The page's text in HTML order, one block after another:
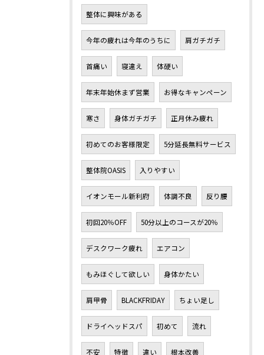
整体に興味がある
今年の疲れは今年のうちに 肩ガチガチ
首痛い 寝違え 体硬い
年末年始休まず営業 お得なキャンペーン
寒さ 身体ガチガチ 正月休み疲れ
初めてのお客様限定 5分延長無料サービス
整体院OASIS 入りやすい
イオンモール新利府 体調不良 反り腰
初回20％OFF 50分以上のコースが20％
デスクワーク疲れ エアコン
もみほぐして欲しい 身体かたい
肩甲骨 BLACKFRIDAY ちょい足し
ドライヘッドスパ 初めて 流れ
不安 特徴 違い 根本改善